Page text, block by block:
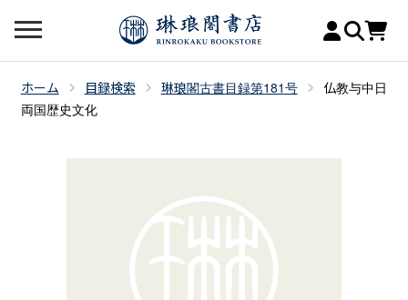
ホーム 目録検索 琳琅閣古書目録第181号
仏教与中日
両国歴史文化